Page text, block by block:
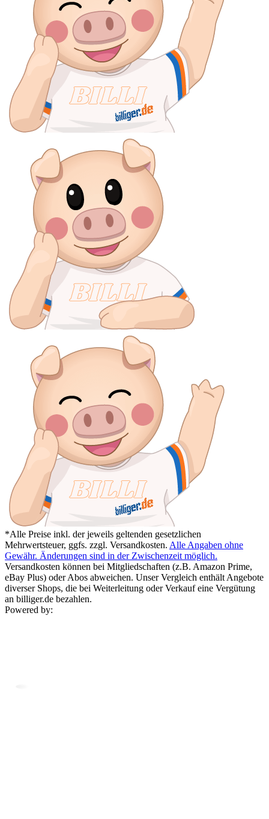
*Alle Preise inkl. der jeweils geltenden gesetzlichen
Mehrwertsteuer, ggfs. zzgl. Versandkosten. Alle Angaben ohne
Gewähr. Änderungen sind in der Zwischenzeit möglich.
Versandkosten können bei Mitgliedschaften (z.B. Amazon Prime,
eBay Plus) oder Abos abweichen. Unser Vergleich enthält Angebote
diverser Shops, die bei Weiterleitung oder Verkauf eine Vergütung
an billiger.de bezahlen.
Powered by: